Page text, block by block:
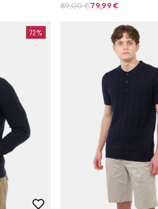
89,00 €79,99€
72%